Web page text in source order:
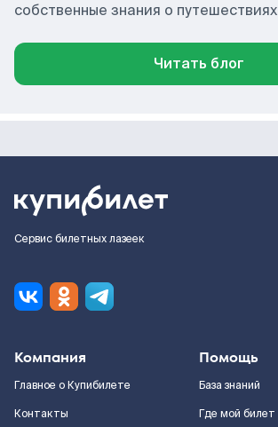
собственные знания о путешествиях
Читать блог
Сервис билетных лазеек
Компания
Главное о Купибилете
Контакты
Помощь
База знаний
Где мой билет